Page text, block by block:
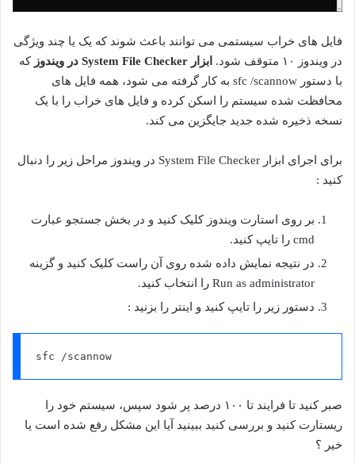
فایل های خراب سیستمی می توانند باعث شوند که یک یا چند ویژگی
در ویندوز ۱۰ متوقف شود.
ابزار System File Checker در ویندوز
که
با دستور sfc /scannow به کار گرفته می شود، همه فایل های
محافظت شده سیستم را اسکن کرده و فایل های خراب را با یک
نسخه ذخیره شده جدید جایگزین می کند.
برای اجرای ابزار System File Checker در ویندوز مراحل زیر را دنبال
کنید :
بر روی استارت ویندوز کلیک کنید و در بخش جستجو عبارت
cmd را تایپ کنید.
در نتیجه نمایش داده شده روی آن راست کلیک کنید و گزینه
Run as administrator را انتخاب کنید.
دستور زیر را تایپ کنید و اینتر را بزنید :
sfc /scannow
صبر کنید تا فرایند تا ۱۰۰ درصد پر شود سپس، سیستم خود را
ریستارت کنید و بررسی کنید ببینید آیا این مشکل رفع شده است یا
خیر ؟